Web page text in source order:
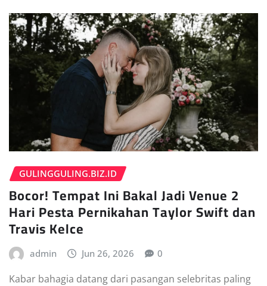
GULINGGULING.BIZ.ID
Bocor! Tempat Ini Bakal Jadi Venue 2
Hari Pesta Pernikahan Taylor Swift dan
Travis Kelce
admin Jun 26, 2026 0
Kabar bahagia datang dari pasangan selebritas paling